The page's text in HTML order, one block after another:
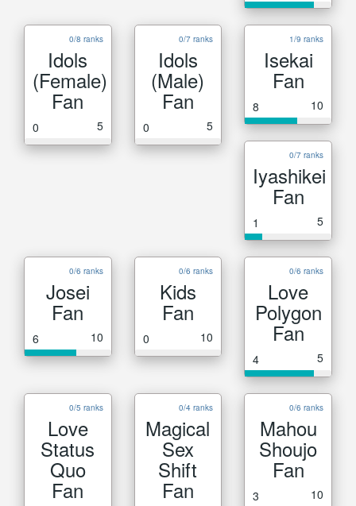
0/8 ranks
Idols
(Female)
Fan
0 5
0/7 ranks
Idols
(Male)
Fan
0 5
1/9 ranks
Isekai
Fan
8 10
0/7 ranks
Iyashikei
Fan
1 5
0/6 ranks
Josei
Fan
6 10
0/6 ranks
Kids
Fan
0 10
0/6 ranks
Love
Polygon
Fan
4 5
0/5 ranks
Love
Status
Quo
Fan
0/4 ranks
Magical
Sex
Shift
Fan
0/6 ranks
Mahou
Shoujo
Fan
3 10